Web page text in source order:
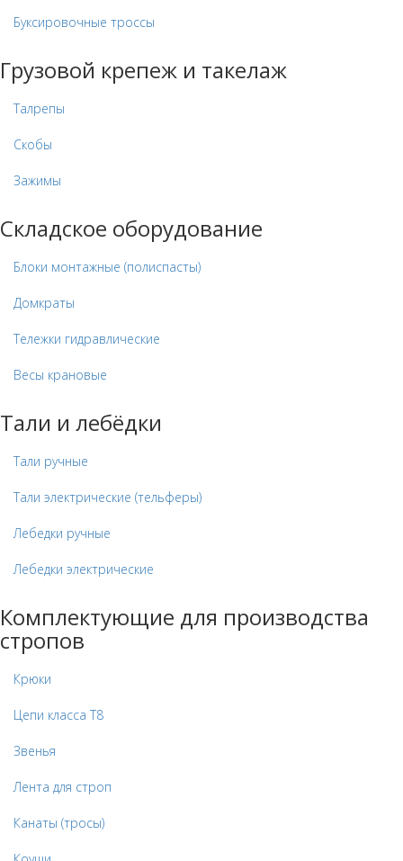
Буксировочные троссы
Грузовой крепеж и такелаж
Талрепы
Скобы
Зажимы
Складское оборудование
Блоки монтажные (полиспасты)
Домкраты
Тележки гидравлические
Весы крановые
Тали и лебёдки
Тали ручные
Тали электрические (тельферы)
Лебедки ручные
Лебедки электрические
Комплектующие для производства
стропов
Крюки
Цепи класса Т8
Звенья
Лента для строп
Канаты (тросы)